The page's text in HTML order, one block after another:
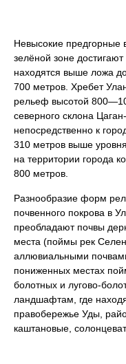
Невысокие
зелёной зоне
находятся выше ложа
700 метров. Хребет
рельеф высотой
северного склона
непосредственно к
310 метров выше
на территории города
800 метров.
Разнообразие форм
почвенного покрова в
преобладают почвы
места (поймы рек
аллювиальными
пониженных местах
болотных и лугово-
ландшафтам, где
правобережье Уды,
каштановые,